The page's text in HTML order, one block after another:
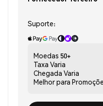
Suporte:
Moedas 50+
Taxa Varia
Chegada Varia
Melhor para